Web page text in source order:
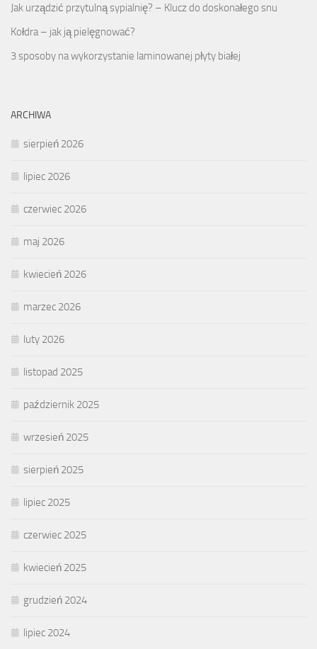
Jak urządzić przytulną sypialnię? – Klucz do doskonałego snu
Kołdra – jak ją pielęgnować?
3 sposoby na wykorzystanie laminowanej płyty białej
ARCHIWA
sierpień 2026
lipiec 2026
czerwiec 2026
maj 2026
kwiecień 2026
marzec 2026
luty 2026
listopad 2025
październik 2025
wrzesień 2025
sierpień 2025
lipiec 2025
czerwiec 2025
kwiecień 2025
grudzień 2024
lipiec 2024